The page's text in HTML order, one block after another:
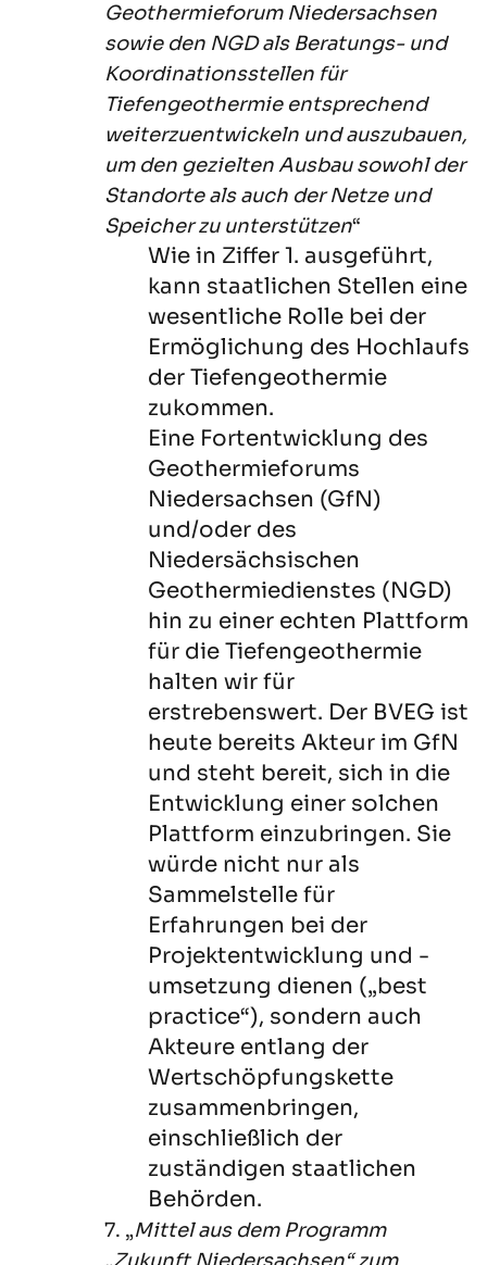
Geothermieforum Niedersachsen
sowie den NGD als Beratungs- und
Koordinationsstellen für
Tiefengeothermie entsprechend
weiterzuentwickeln und auszubauen,
um den gezielten Ausbau sowohl der
Standorte als auch der Netze und
Speicher zu unterstützen“
Wie in Ziffer 1. ausgeführt,
kann staatlichen Stellen eine
wesentliche Rolle bei der
Ermöglichung des Hochlaufs
der Tiefengeothermie
zukommen.
Eine Fortentwicklung des
Geothermieforums
Niedersachsen (GfN)
und/oder des
Niedersächsischen
Geothermiedienstes (NGD)
hin zu einer echten Plattform
für die Tiefengeothermie
halten wir für
erstrebenswert. Der BVEG ist
heute bereits Akteur im GfN
und steht bereit, sich in die
Entwicklung einer solchen
Plattform einzubringen. Sie
würde nicht nur als
Sammelstelle für
Erfahrungen bei der
Projektentwicklung und -
umsetzung dienen („best
practice“), sondern auch
Akteure entlang der
Wertschöpfungskette
zusammenbringen,
einschließlich der
zuständigen staatlichen
Behörden.
7. „Mittel aus dem Programm